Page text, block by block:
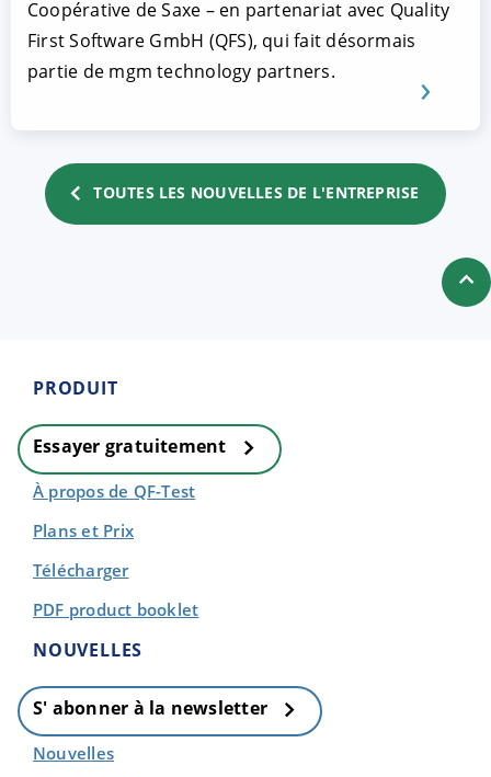
Coopérative de Saxe – en partenariat avec Quality
First Software GmbH (QFS), qui fait désormais
partie de mgm technology partners.
TOUTES LES NOUVELLES DE L'ENTREPRISE
PRODUIT
Essayer gratuitement
À propos de QF-Test
Plans et Prix
Télécharger
PDF product booklet
NOUVELLES
S' abonner à la newsletter
Nouvelles